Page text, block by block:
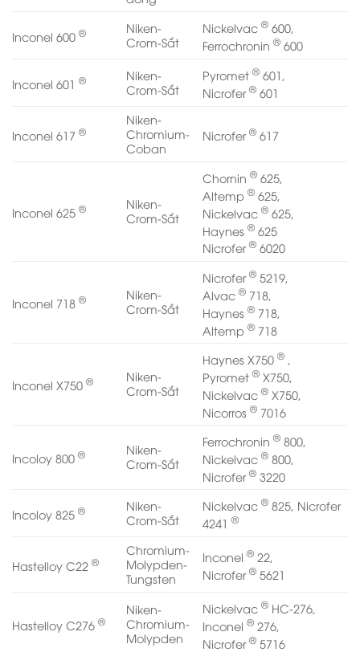
Inconel 600 ®
Niken-
Crom-Sắt
Nickelvac® 600,
Ferrochronin® 600
Inconel 601 ®
Niken-
Crom-Sắt
Pyromet® 601,
Nicrofer® 601
Inconel 617 ®
Niken-
Chromium-
Coban
Nicrofer® 617
Inconel 625 ®
Niken-
Crom-Sắt
Chornin® 625,
Altemp® 625,
Nickelvac® 625,
Haynes® 625
Nicrofer® 6020
Inconel 718 ®
Niken-
Crom-Sắt
Nicrofer® 5219,
Alvac® 718,
Haynes® 718,
Altemp® 718
Inconel X750 ®
Niken-
Crom-Sắt
Haynes X750® ,
Pyromet® X750,
Nickelvac® X750,
Nicorros® 7016
Incoloy 800 ®
Niken-
Crom-Sắt
Ferrochronin® 800,
Nickelvac® 800,
Nicrofer® 3220
Incoloy 825 ®
Niken-
Crom-Sắt
Nickelvac® 825, Nicrofer
4241®
Hastelloy C22 ®
Chromium-
Molypden-
Tungsten
Inconel® 22,
Nicrofer® 5621
Hastelloy C276 ®
Niken-
Chromium-
Molypden
Nickelvac® HC-276,
Inconel® 276,
Nicrofer® 5716